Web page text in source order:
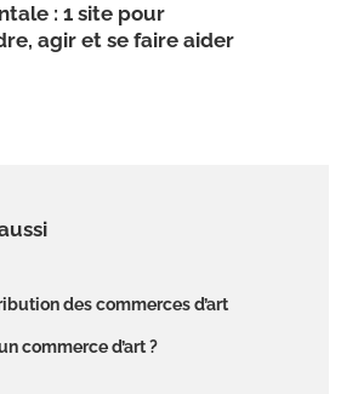
: 1 site pour
agir et se faire aider
des commerces d’art
commerce d’art ?